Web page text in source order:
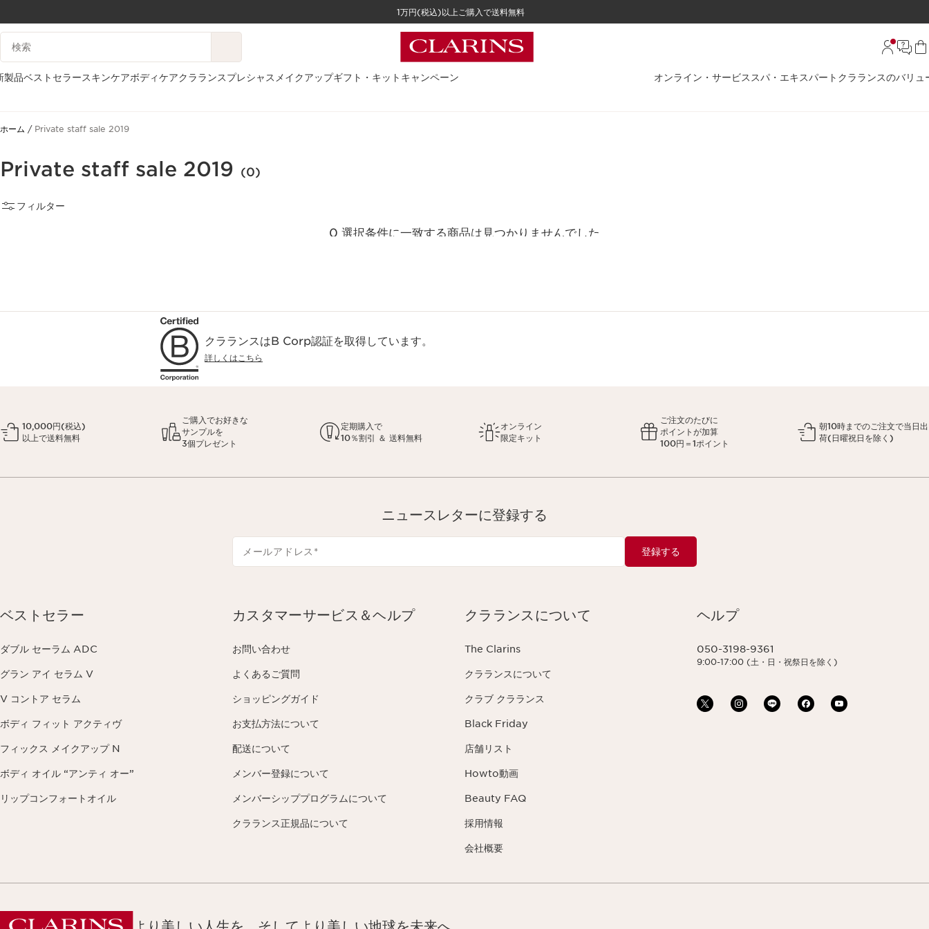
コンテンツへ移動
1万円(税込)以上ご購入で送料無料
検索候補
製品ベストセラースキンケアボディケアクラランスプレシャス メイクアップギフト・キット キャンペーン オンライン・サービス スパ・エキスパート クラランスのバリュ
ホーム Private staff sale 2019
Private staff sale 2019 (0)
フィルター
0 選択条件に一致する商品は見つかりませんでした
クラランスはB Corp認証を取得しています。
詳しくはこちら
10,000円(税込)
以上で送料無料
ご購入でお好きな
サンプルを
3個プレゼント
定期購入で
10％割引 ＆ 送料無料
オンライン
限定キット
ご注文のたびに
ポイントが加算
100円＝1ポイント
朝10時までのご注文で当日出
荷(日曜祝日を除く)
ニュースレターに登録する
メールアドレス * 登録する
ベストセラー
ダブル セーラム ADC
グラン アイ セラム V
V コントア セラム
ボディ フィット アクティヴ
フィックス メイクアップ N
ボディ オイル “アンティ オー”
リップコンフォートオイル
カスタマーサービス＆ヘルプ
お問い合わせ
よくあるご質問
ショッピングガイド
お支払方法について
配送について
メンバー登録について
メンバーシッププログラムについて
クラランス正規品について
クラランスについて
The Clarins
クラランスについて
クラブ クラランス
Black Friday
店舗リスト
Howto動画
Beauty FAQ
採用情報
会社概要
ヘルプ
050-3198-9361
9:00-17:00 (土・日・祝祭日を除く)